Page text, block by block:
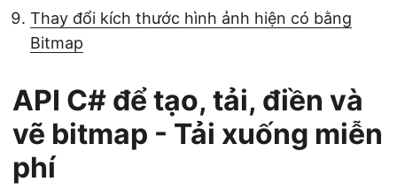
Thay đổi kích thước hình ảnh hiện có bằng
Bitmap
API C# để tạo, tải, điền và
vẽ bitmap - Tải xuống miễn
phí